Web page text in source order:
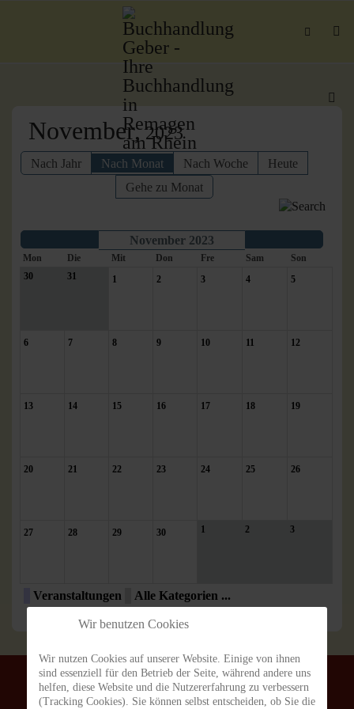
November, 2023
Nach Jahr Nach Monat Nach Woche
Heute
Gehe zu Monat
November 2023
Mon Die Mit Don Fre Sam
Son
30
31 1 2 3 4 5
6 7 8 9 10 11 12
13 14 15 16 17 18 19
20 21 22 23 24 25 26
27 28 29 30 1 2 3
Veranstaltungen Alle Kategorien ...
Wir benutzen Cookies
Wir nutzen Cookies auf unserer Website. Einige von ihnen
sind essenziell für den Betrieb der Seite, während andere uns
helfen, diese Website und die Nutzererfahrung zu verbessern
(Tracking Cookies). Sie können selbst entscheiden, ob Sie die